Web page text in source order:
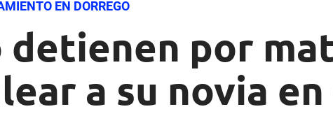
EN DORREGO
detienen por
a su novia